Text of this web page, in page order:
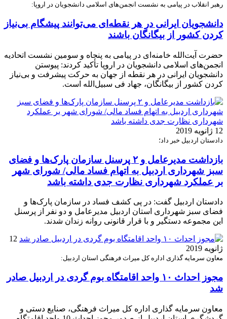
رهبر انقلاب در پیامی به نشست انجمن‌های اسلامی دانشجویان در اروپا:
دانشجویان ایرانی در هر نقطه‌ای می‌توانند پیشگام بی‌نیاز
کردن کشور از بیگانگان باشند
حضرت آیت‌الله خامنه‌ای در پیامی به پنجاه و سومین نشست اتحادیه
انجمن‌های اسلامی دانشجویان در اروپا تأکید کردند: پیوستن
دانشجویان ایرانی در هر نقطه از جهان به حرکت پیشرفت و بی‌نیاز
کردن کشور از بیگانگان، جهاد فی سبیل‌الله است.
12 ژانویه 2019
دادستان اردبیل خبر داد؛
بازداشت مدیرعامل و ۲ پرسنل سازمان پارک‌ها و فضای
سبز شهرداری اردبیل به اتهام فساد مالی/ شورای شهر
بر عملکرد شهرداری‌ نظارت جدی داشته باشد
دادستان اردبیل گفت: در پی کشف فساد در سازمان پارک‌ها و
فضای سبز شهرداری استان اردبیل مدیرعامل و دو نفر از پرسنل
این مجموعه دستگیر و با قرار قانونی روانه زندان شدند.
12
ژانویه 2019
معاون سرمایه گذاری اداره کل میراث فرهنگی استان اردبیل:
مجوز احداث ۱۰ واحد اقامتگاه بوم گردی در اردبیل صادر
شد
معاون سرمایه گذاری اداره کل میراث فرهنگی، صنایع دستی و